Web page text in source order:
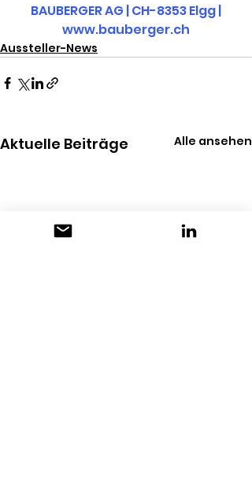
BAUBERGER AG | CH-8353 Elgg |
www.bauberger.ch
Aussteller-News
Aktuelle Beiträge Alle ansehen